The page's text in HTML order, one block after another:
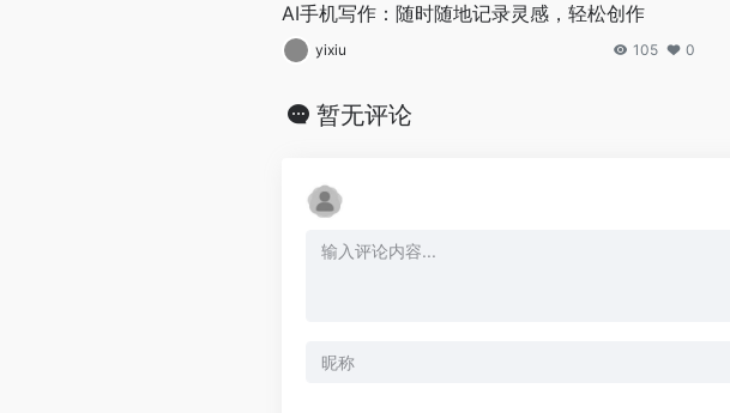
AI手机写作：随时随地记录灵感，轻松创作
yixiu 105 0
暂无评论